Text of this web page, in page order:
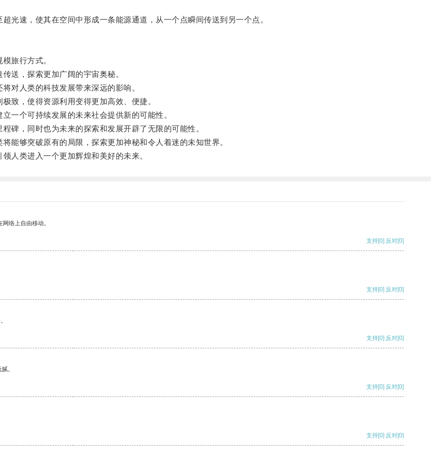
速，使其在空间中形成一条能源通道，从一个点瞬间传送到另一个点。
旅行方式。
送，探索更加广阔的宇宙奥秘。
人类的科技发展带来深远的影响。
，使得资源利用变得更加高效、便捷。
个可持续发展的未来社会提供新的可能性。
，同时也为未来的探索和发展开辟了无限的可能性。
够突破原有的局限，探索更加神秘和令人着迷的未知世界。
类进入一个更加辉煌和美好的未来。
络上自由移动。
支持[0] 反对[0]
支持[0] 反对[0]
支持[0] 反对[0]
。
支持[0] 反对[0]
支持[0] 反对[0]